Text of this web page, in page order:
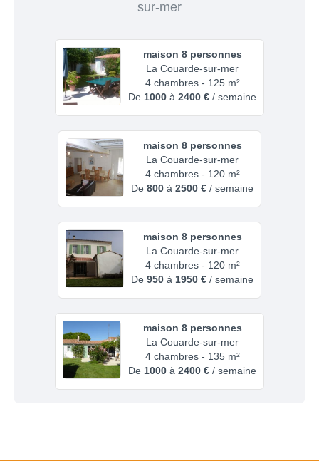
sur-mer
maison 8 personnes
La Couarde-sur-mer
4 chambres - 125 m²
De 1000 à 2400 € / semaine
maison 8 personnes
La Couarde-sur-mer
4 chambres - 120 m²
De 800 à 2500 € / semaine
maison 8 personnes
La Couarde-sur-mer
4 chambres - 120 m²
De 950 à 1950 € / semaine
maison 8 personnes
La Couarde-sur-mer
4 chambres - 135 m²
De 1000 à 2400 € / semaine